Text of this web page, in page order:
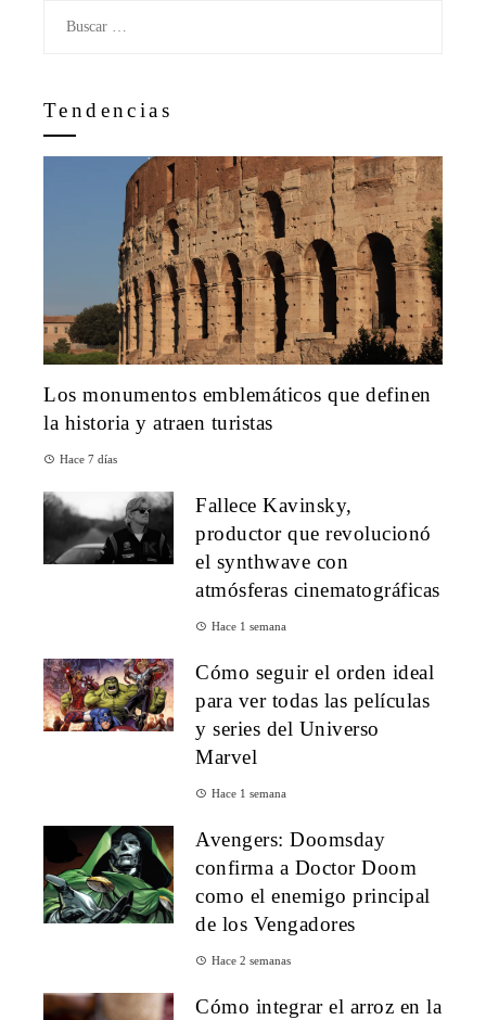
Tendencias
Los monumentos emblemáticos que definen
la historia y atraen turistas
Hace 7 días
Fallece Kavinsky,
productor que revolucionó
el synthwave con
atmósferas cinematográficas
Hace 1 semana
Cómo seguir el orden ideal
para ver todas las películas
y series del Universo
Marvel
Hace 1 semana
Avengers: Doomsday
confirma a Doctor Doom
como el enemigo principal
de los Vengadores
Hace 2 semanas
Cómo integrar el arroz en la